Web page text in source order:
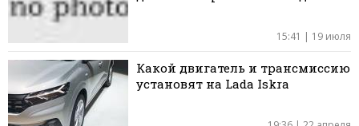
15:41 | 19 июля
Какой двигатель и трансмиссию
установят на Lada Iskra